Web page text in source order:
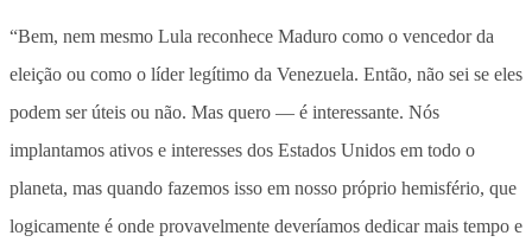
“Bem, nem mesmo Lula reconhece Maduro como o vencedor da
eleição ou como o líder legítimo da Venezuela. Então, não sei se eles
podem ser úteis ou não. Mas quero — é interessante. Nós
implantamos ativos e interesses dos Estados Unidos em todo o
planeta, mas quando fazemos isso em nosso próprio hemisfério, que
logicamente é onde provavelmente deveríamos dedicar mais tempo e